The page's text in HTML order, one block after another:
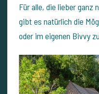
Für alle, die lieber ganz
gibt es natürlich die
oder im eigenen Bivvy